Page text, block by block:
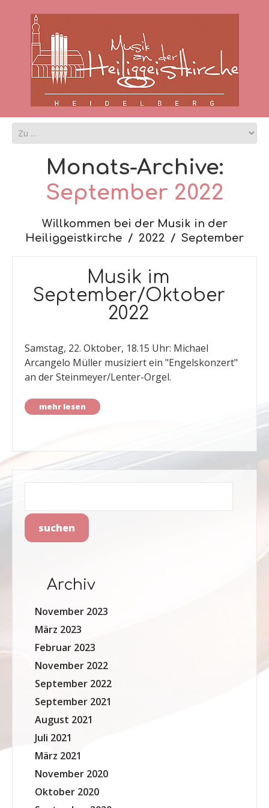
Monats-Archive:
September 2022
Willkommen bei der Musik in der
Heiliggeistkirche
2022 September
Musik im
September/Oktober
2022
Samstag, 22. Oktober, 18.15 Uhr: Michael
Arcangelo Müller musiziert ein "Engelskonzert"
an der Steinmeyer/Lenter-Orgel.
mehr lesen
Archiv
November 2023
März 2023
Februar 2023
November 2022
September 2022
September 2021
August 2021
Juli 2021
März 2021
November 2020
Oktober 2020